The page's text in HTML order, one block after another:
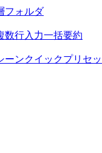
フォルダ
数行入力一括要約
ーンクイックプリセ